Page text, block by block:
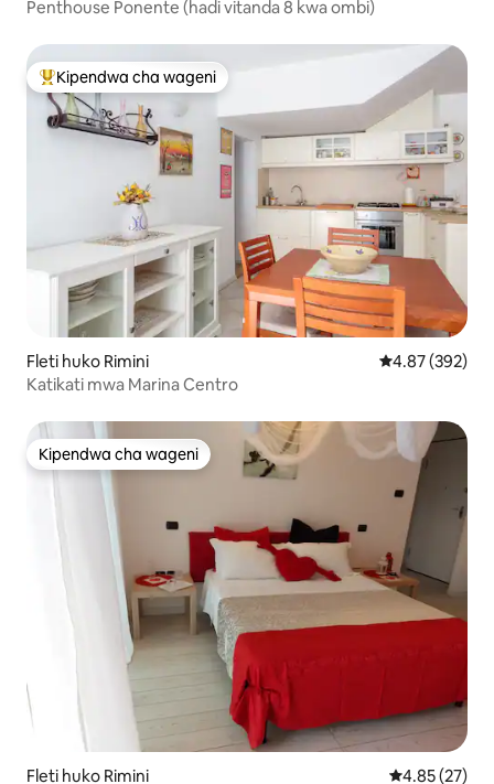
Penthouse Ponente (hadi vitanda 8 kwa ombi)
Kipendwa maarufu cha wageni
Kipendwa cha wageni
Fleti huko Rimini Ukadiriaji wa
4.87 (392)
Katikati mwa Marina Centro
Kipendwa cha wageni
Kipendwa cha wageni
Fleti huko Rimini Ukadiriaji wa
4.85 (27)